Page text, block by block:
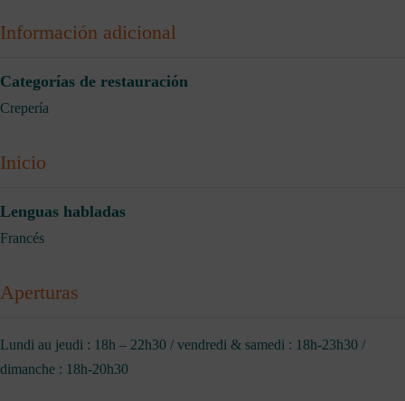
Información adicional
Categorías de restauración
Crepería
Inicio
Lenguas habladas
Francés
Aperturas
Lundi au jeudi : 18h – 22h30 / vendredi & samedi : 18h-23h30 /
dimanche : 18h-20h30